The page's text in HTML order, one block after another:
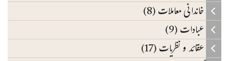
خاندانی معاملات (8)
عبادات (9)
عقائد و نظریات (17)